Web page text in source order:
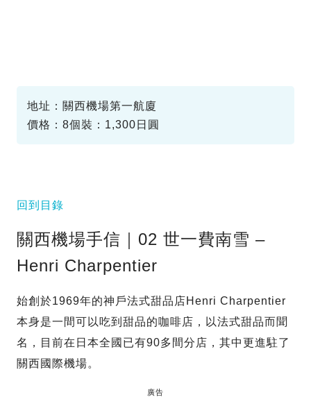
地址：關西機場第一航廈
價格：8個裝：1,300日圓
回到目錄
關西機場手信｜02 世一費南雪 –
Henri Charpentier
始創於1969年的神戶法式甜品店Henri Charpentier
本身是一間可以吃到甜品的咖啡店，以法式甜品而聞
名，目前在日本全國已有90多間分店，其中更進駐了
關西國際機場。
廣告